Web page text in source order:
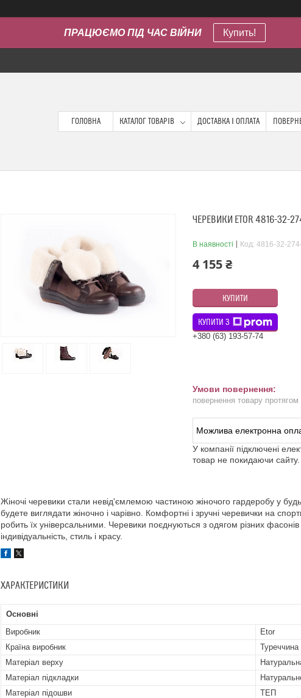
ПРАЦЮЄМО ПІД ЧАС ВІЙНИ Купить!
ГОЛОВНА КАТАЛОГ ТОВАРІВ ДОСТАВКА І ОПЛАТА
ЧЕРЕВИКИ ETOR 4816-32-
В наявності Код: 4816-32-
4 155 ₴
КУПИТИ
КУПИТИ З
+380 (63) 193-57-74
повернення товару протягом
У компанії підключені
товар не покидаючи сайту.
Жіночі черевики стали невід'ємлемою частиною жіночого гардеробу у
будете виглядати жіночно і чарівно. Комфортні і зручні черевички на
робить їх універсальними. Черевики поєднуються з одягом різних
індивідуальність, стиль і красу.
ХАРАКТЕРИСТИКИ
Основні
Виробник
Etor
Країна виробник
Туреччина
Матеріал верху
Матеріал підкладки
Матеріал підошви
ТЕП